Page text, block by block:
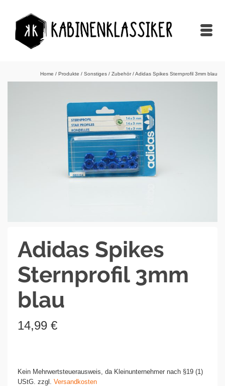
Home / Produkte / Sonstiges / Zubehör /Adidas Spikes Sternprofil 3mm blau
Adidas Spikes
Sternprofil 3mm
blau
14,99 €
Kein Mehrwertsteuerausweis, da Kleinunternehmer nach §19 (1)
UStG. zzgl. Versandkosten